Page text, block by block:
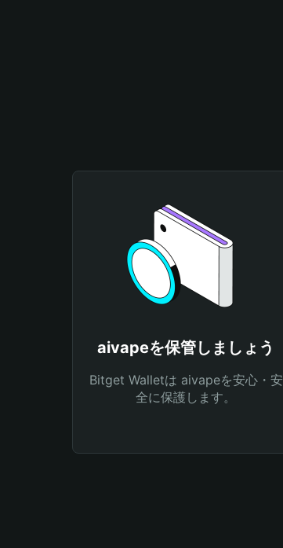
aivapeを保管しましょう
Bitget Walletは aivapeを安心・安
全に保護します。